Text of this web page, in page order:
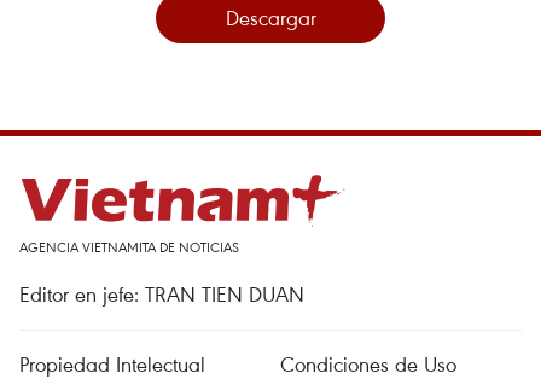
Descargar
AGENCIA VIETNAMITA DE NOTICIAS
Editor en jefe: TRAN TIEN DUAN
Propiedad Intelectual
Condiciones de Uso